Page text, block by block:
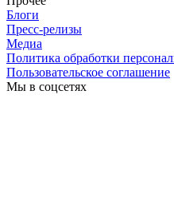
Блоги
Пресс-релизы
Медиа
Политика обработки
Пользовательское соглашение
Мы в соцсетях